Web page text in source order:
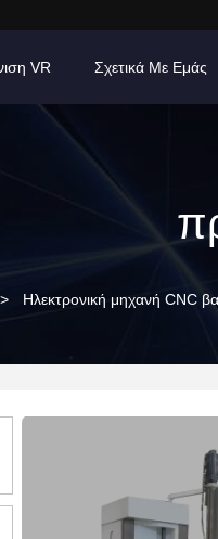
VR Σχετικά Με Εμάς
> Ηλεκτρονική μηχανή CNC